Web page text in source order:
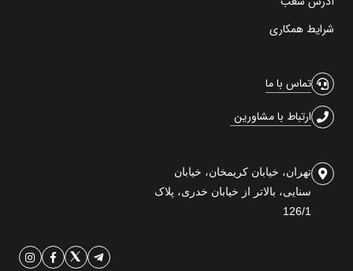
شرایط همکاری
تماس با ما
ارتباط با مشاورین
تهران، خیابان کریمخان، خیابان
سنایی، بالاتر از خیابان خدری، پلاک
126/1